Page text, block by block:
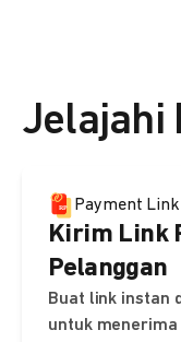
Jelajahi
Payment Link
Kirim Link
Pelanggan
Buat link instan
untuk